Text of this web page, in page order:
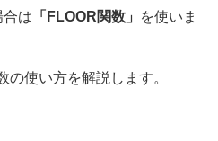
は 「FLOOR関数」
を使いま
の使い方を解説します。